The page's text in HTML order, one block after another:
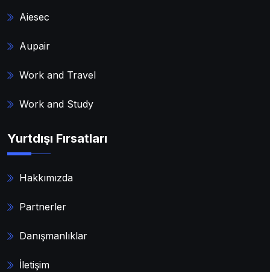
Aiesec
Aupair
Work and Travel
Work and Study
Yurtdışı Fırsatları
Hakkımızda
Partnerler
Danışmanlıklar
İletişim